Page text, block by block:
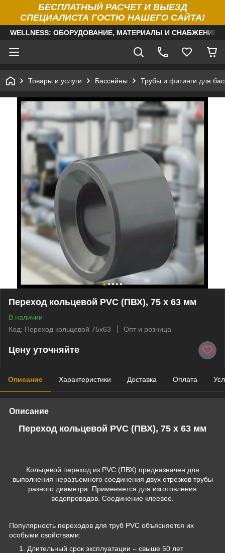
БЕСПЛАТНЫЙ РАСЧЕТ И ВЫЕЗД
СПЕЦИАЛИСТА ГОСТЮ НАШЕГО САЙТА!
WELLNESS: ОБОРУДОВАНИЕ, МАТЕРИАЛЫ И
Товары и услуги Бассейны Трубы и фитинги для
Переход кольцевой PVC (ПВХ), 75 х 63 мм
В наличии
Код: Переход кольцевой 75х63
Опт и розница
Цену уточняйте
Описание Характеристики Доставка Оплата
Описание
Переход кольцевой PVC (ПВХ), 75 х 63 мм
Кольцевой переход из PVC (ПВХ) предназначен для
выполнения неразъемного соединения двух отрезков трубы
разного диаметра. Применяется для изготовления
водопроводов. Соединение клеевое.
Популярность переходов для труб PVC объясняется их
особыми свойствами:
Длительный срок эксплуатации – свыше 50 лет